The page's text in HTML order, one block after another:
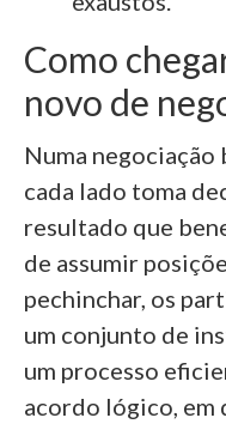
Como
novo de
Numa negociação
cada lado toma
resultado que
de assumir
pechinchar, os
um conjunto de
um processo
acordo lógico, em